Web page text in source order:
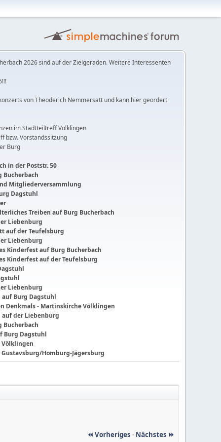
2026 sind auf der Zielgeraden. Weitere Interessenten
von Theoderich Nemmersatt und kann hier geordert
im Stadtteiltreff Völklingen
bzw. Vorstandssitzung
Burg
in der Poststr. 50
Bucherbach
Mitgliederversammlung
Dagstuhl
Treiben auf Burg Bucherbach
Liebenburg
auf der Teufelsburg
Liebenburg
Kinderfest auf Burg Bucherbach
Kinderfest auf der Teufelsburg
Liebenburg
auf Burg Dagstuhl
Denkmals - Martinskirche Völklingen
auf der Liebenburg
Bucherbach
Burg Dagstuhl
Völklingen
Homburg-Jägersburg
⏪ Vorheriges - Nächstes ⏩